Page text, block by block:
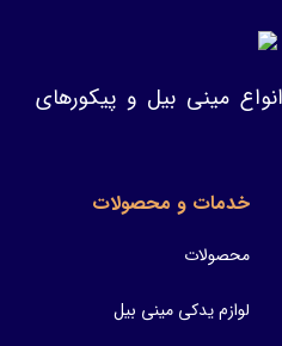
مینی بیل و پیکورهای
خدمات و محصولات
محصولات
لوازم یدکی مینی بیل